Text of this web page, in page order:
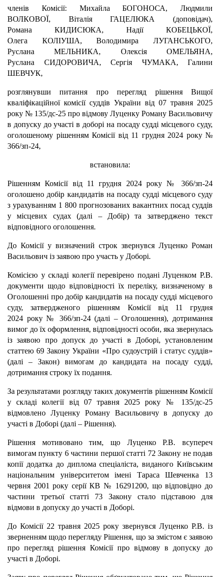
членів Комісії: Михайла БОГОНОСА, Людмили
ВОЛКОВОЇ, Віталія ГАЦЕЛЮКА (доповідач),
Романа КИДИСЮКА, Надії КОБЕЦЬКОЇ,
Олега КОЛІУША, Володимира ЛУГАНСЬКОГО,
Руслана МЕЛЬНИКА, Олексія ОМЕЛЬЯНА,
Руслана СИДОРОВИЧА, Сергія ЧУМАКА, Галини
ШЕВЧУК,
розглянувши питання про перегляд рішення Вищої
кваліфікаційної комісії суддів України від 07 травня 2025
року № 135/дс-25 про відмову Луценку Роману Васильовичу
в допуску до участі в доборі на посаду судді місцевого суду,
оголошеному рішенням Комісії від 11 грудня 2024 року №
366/зп-24,
встановила:
Рішенням Комісії від 11 грудня 2024 року № 366/зп-24
оголошено добір кандидатів на посаду судді місцевого суду
з урахуванням 1 800 прогнозованих вакантних посад суддів
у місцевих судах (далі – Добір) та затверджено текст
відповідного оголошення.
До Комісії у визначений строк звернувся Луценко Роман
Васильович із заявою про участь у Доборі.
Комісією у складі колегії перевірено подані Луценком Р.В.
документи щодо відповідності їх переліку, визначеному в
Оголошенні про добір кандидатів на посаду судді місцевого
суду, затвердженого рішенням Комісії від 11 грудня
2024 року № 366/зп-24 (далі – Оголошення), дотримання
вимог до їх оформлення, відповідності особи, яка звернулась
із заявою про допуск до участі в Доборі, установленим
статтею 69 Закону України «Про судоустрій і статус суддів»
(далі – Закон) вимогам до кандидата на посаду судді,
дотримання строку їх подання.
За результатами розгляду таких документів рішенням Комісії
у складі колегії від 07 травня 2025 року № 135/дс-25
відмовлено Луценку Роману Васильовичу в допуску до
участі в Доборі (далі – Рішення).
Рішення мотивовано тим, що Луценко Р.В. всупереч
вимогам пункту 6 частини першої статті 72 Закону не подав
копії додатка до диплома спеціаліста, виданого Київським
національним університетом імені Тараса Шевченка 13
червня 2001 року серії КВ № 16291200, що відповідно до
частини третьої статті 73 Закону стало підставою для
відмови в допуску до участі в Доборі.
До Комісії 22 травня 2025 року звернувся Луценко Р.В. із
зверненням щодо перегляду Рішення, що за змістом є заявою
про перегляд рішення Комісії про відмову в допуску до
участі в Доборі.